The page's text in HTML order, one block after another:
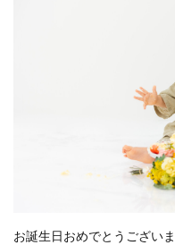
お誕生日おめでとうござい